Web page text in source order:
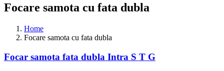
Focare samota cu fata dubla
Home
Focare samota cu fata dubla
Focar samota fata dubla Intra S T G